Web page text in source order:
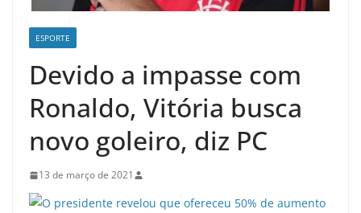
ESPORTE
Devido a impasse com
Ronaldo, Vitória busca
novo goleiro, diz PC
13 de março de 2021